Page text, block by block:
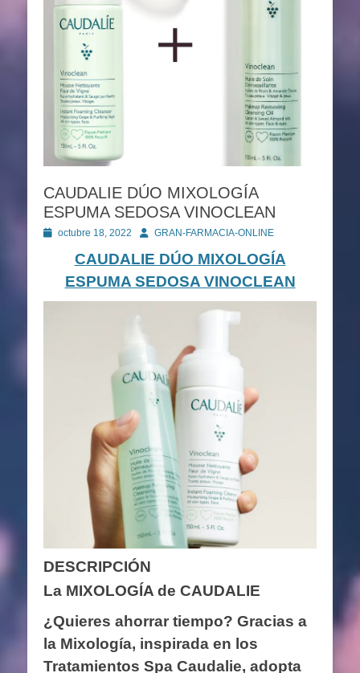
CAUDALIE DÚO MIXOLOGÍA
ESPUMA SEDOSA VINOCLEAN
Publicado
octubre 18, 2022 AutorGRAN-FARMACIA-ONLINE
CAUDALIE DÚO MIXOLOGÍA
ESPUMA SEDOSA VINOCLEAN
DESCRIPCIÓN
La MIXOLOGÍA de CAUDALIE
¿Quieres ahorrar tiempo? Gracias a
la Mixología, inspirada en los
Tratamientos Spa Caudalie, adopta